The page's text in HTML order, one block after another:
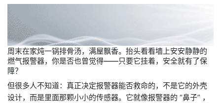
周末在家炖一锅排骨汤，满屋飘香。抬头看看墙上安安静静的
燃气报警器，你是否也曾觉得——只要它挂着，安全就有了保
障？
但很多人不知道：真正决定报警器能否救命的，不是它的外壳
设计，而是里面那颗小小的传感器。它就像报警器的 “鼻子” ，